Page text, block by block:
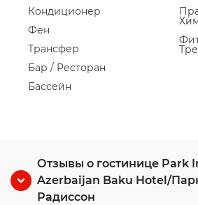
Кондиционер
Фен
Трансфер
Бар / Ресторан
Бассейн
Отзывы о гостинице Park
Azerbaijan Baku Hotel/
Радиссон